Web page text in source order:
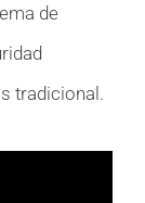
de
tradicional.